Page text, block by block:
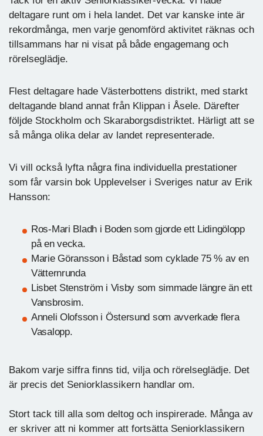
deltagare runt om i hela landet. Det var kanske inte är
rekordmånga, men varje genomförd aktivitet räknas och
tillsammans har ni visat på både engagemang och
rörelseglädje.
Flest deltagare hade Västerbottens distrikt, med starkt
deltagande bland annat från Klippan i Åsele. Därefter
följde Stockholm och Skaraborgsdistriktet. Härligt att se
så många olika delar av landet representerade.
Vi vill också lyfta några fina individuella prestationer
som får varsin bok Upplevelser i Sveriges natur av Erik
Hansson:
Ros-Mari Bladh i Boden som gjorde ett Lidingölopp
på en vecka.
Marie Göransson i Båstad som cyklade 75 % av en
Vätternrunda
Lisbet Stenström i Visby som simmade längre än ett
Vansbrosim.
Anneli Olofsson i Östersund som avverkade flera
Vasalopp.
Bakom varje siffra finns tid, vilja och rörelseglädje. Det
är precis det Seniorklassikern handlar om.
Stort tack till alla som deltog och inspirerade. Många av
er skriver att ni kommer att fortsätta Seniorklassikern